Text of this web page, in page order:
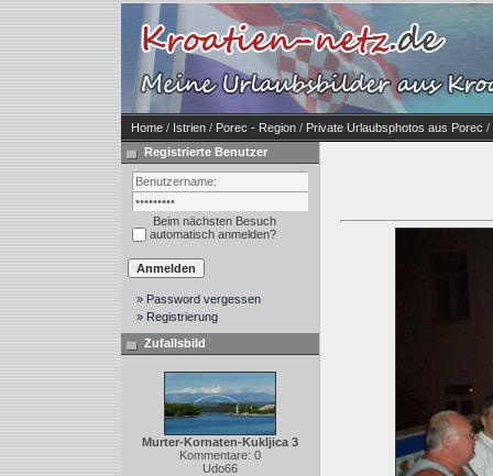
Home / Istrien / Porec - Region / Private Urlaubsphotos aus Porec /
Registrierte Benutzer
Beim nächsten Besuch
automatisch anmelden?
» Password vergessen
» Registrierung
Zufallsbild
Murter-Kornaten-Kukljica 3
Kommentare: 0
Udo66